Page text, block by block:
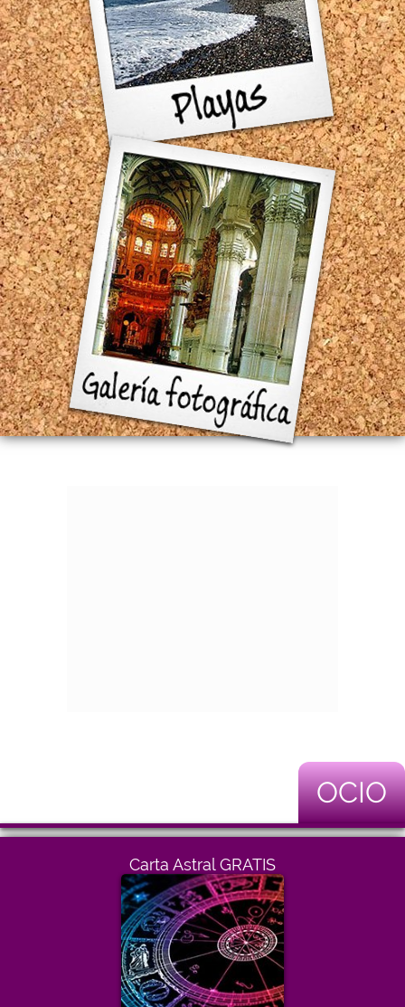
OCIO
Carta Astral GRATIS